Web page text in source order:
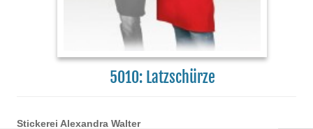
5010: Latzschürze
Stickerei Alexandra Walter